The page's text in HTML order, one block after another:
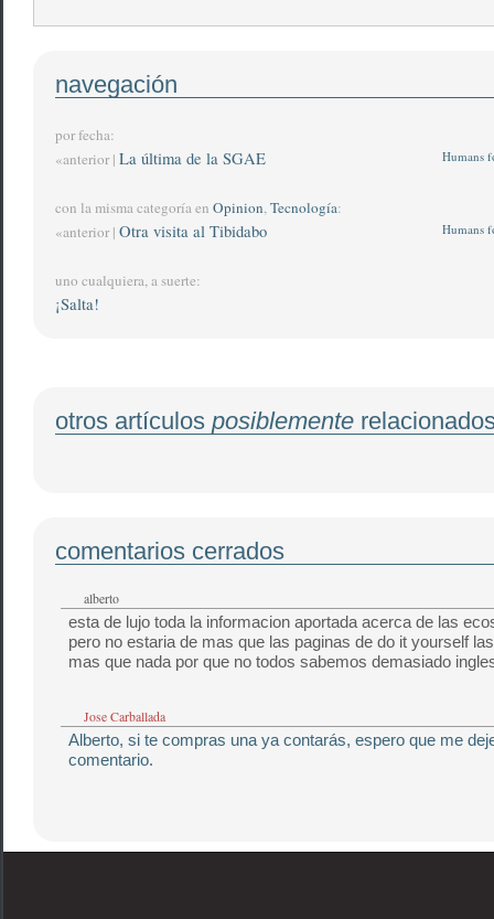
navegación
por fecha:
Humans
«anterior | La última de la SGAE
con la misma categoría en Opinion,Tecnología:
Humans
«anterior | Otra visita al Tibidabo
uno cualquiera, a suerte:
¡Salta!
otros artículos posiblemente
comentarios cerrados
alberto
esta de lujo toda la informacion aportada acerca de las
pero no estaria de mas que las paginas de do it yourself
mas que nada por que no todos sabemos demasiado
Jose Carballada
Alberto, si te compras una ya contarás, espero que me
comentario.